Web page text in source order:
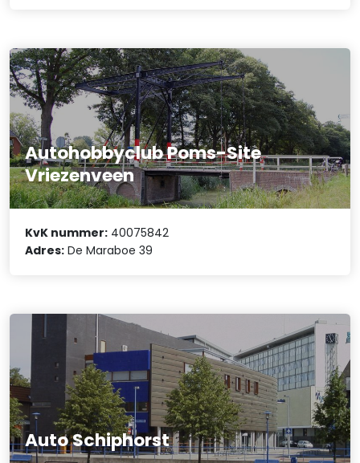
Autohobbyclub Poms-Site
Vriezenveen
KvK nummer: 40075842
Adres: De Maraboe 39
Auto Schiphorst